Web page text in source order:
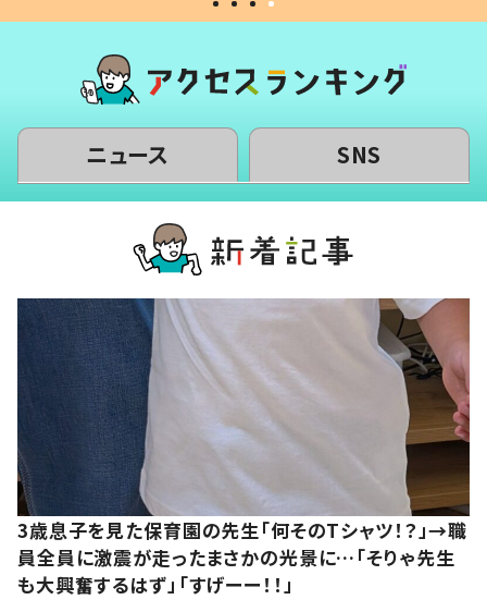
ニュース SNS
3歳息子を見た保育園の先生「何そのTシャツ！？」→職
員全員に激震が走ったまさかの光景に…「そりゃ先生
も大興奮するはず」「すげーー！！」